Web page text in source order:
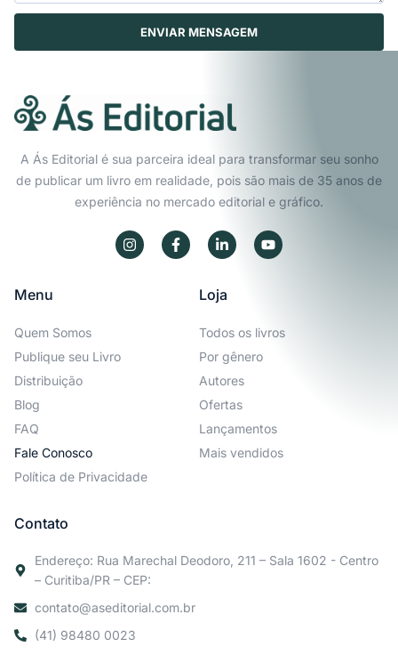
ENVIAR MENSAGEM
A Ás Editorial é sua parceira ideal para transformar seu sonho
de publicar um livro em realidade, pois são mais de 35 anos de
experiência no mercado editorial e gráfico.
Menu
Quem Somos
Publique seu Livro
Distribuição
Blog
FAQ
Fale Conosco
Política de Privacidade
Loja
Todos os livros
Por gênero
Autores
Ofertas
Lançamentos
Mais vendidos
Contato
Endereço: Rua Marechal Deodoro, 211 – Sala 1602 - Centro
– Curitiba/PR – CEP:
contato@aseditorial.com.br
(41) 98480 0023